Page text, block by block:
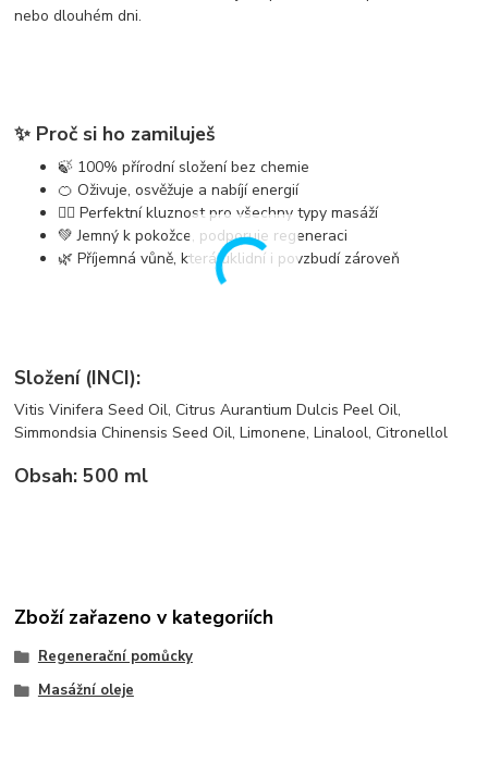
nebo dlouhém dni.
✨ Proč si ho zamiluješ
🍃 100% přírodní složení bez chemie
🍊 Oživuje, osvěžuje a nabíjí energií
💆‍♀️ Perfektní kluznost pro všechny typy masáží
💚 Jemný k pokožce, podporuje regeneraci
🌿 Příjemná vůně, která uklidní i povzbudí zároveň
Složení (INCI):
Vitis Vinifera Seed Oil, Citrus Aurantium Dulcis Peel Oil,
Simmondsia Chinensis Seed Oil, Limonene, Linalool, Citronellol
Obsah:500 ml
Zboží zařazeno v kategoriích
Regenerační pomůcky
Masážní oleje